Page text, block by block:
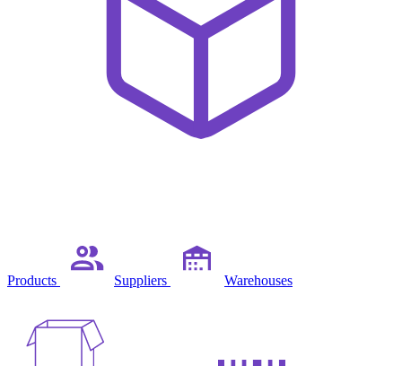
Products Suppliers Warehouses